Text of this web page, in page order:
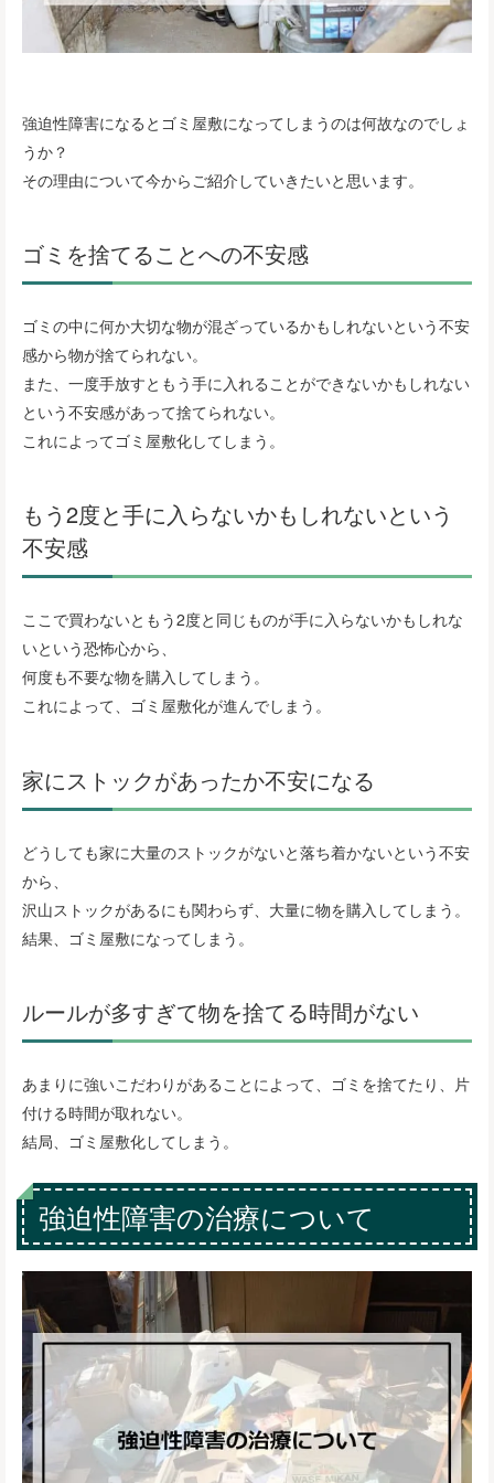
強迫性障害になるとゴミ屋敷になってしまうのは何故なのでしょ
うか？
その理由について今からご紹介していきたいと思います。
ゴミを捨てることへの不安感
ゴミの中に何か大切な物が混ざっているかもしれないという不安
感から物が捨てられない。
また、一度手放すともう手に入れることができないかもしれない
という不安感があって捨てられない。
これによってゴミ屋敷化してしまう。
もう2度と手に入らないかもしれないという
不安感
ここで買わないともう2度と同じものが手に入らないかもしれな
いという恐怖心から、
何度も不要な物を購入してしまう。
これによって、ゴミ屋敷化が進んでしまう。
家にストックがあったか不安になる
どうしても家に大量のストックがないと落ち着かないという不安
から、
沢山ストックがあるにも関わらず、大量に物を購入してしまう。
結果、ゴミ屋敷になってしまう。
ルールが多すぎて物を捨てる時間がない
あまりに強いこだわりがあることによって、ゴミを捨てたり、片
付ける時間が取れない。
結局、ゴミ屋敷化してしまう。
強迫性障害の治療について